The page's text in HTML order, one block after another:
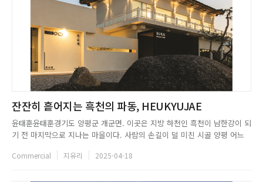
잔잔히 흩어지는 흑천의 파동, HEUKYUJAE
윤태훈윤태훈경기도 양평군 개군면. 이곳은 지방 하천인 흑천이 남한강이 되
기 전 마지막으로 지나는 마을이다. 사람의 손길이 덜 미친 시골 양평 어느
나 자란 곳에 지어진 아버지의 옛 한옥 건물을 전통과 현대의 미를 살린 새로
Commercial 지유리 2025-04-18